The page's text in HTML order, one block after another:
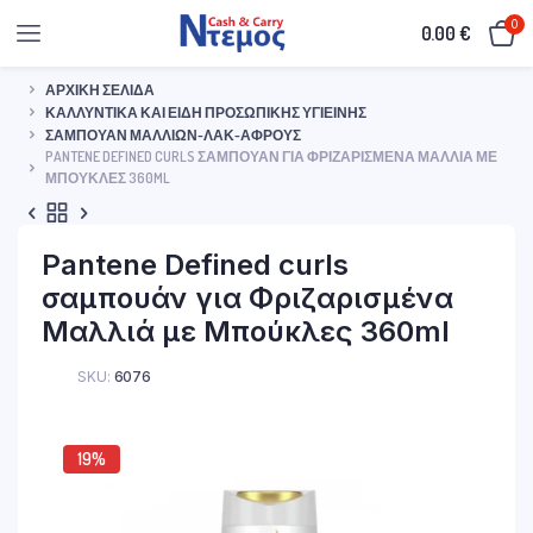
0.00€ 0
ΑΡΧΙΚΉ ΣΕΛΊΔΑ
ΚΑΛΛΥΝΤΙΚΆ ΚΑΙ ΕΊΔΗ ΠΡΟΣΩΠΙΚΉΣ ΥΓΙΕΙΝΉΣ
ΣΑΜΠΟΥΆΝ ΜΑΛΛΙΏΝ-ΛΑΚ-ΑΦΡΟΎΣ
PANTENE DEFINED CURLS ΣΑΜΠΟΥΆΝ ΓΙΑ ΦΡΙΖΑΡΙΣΜΈΝΑ ΜΑΛΛΙΆ ΜΕ
ΜΠΟΎΚΛΕΣ 360ML
Pantene Defined curls
σαμπουάν για Φριζαρισμένα
Μαλλιά με Μπούκλες 360ml
SKU: 6076
19%